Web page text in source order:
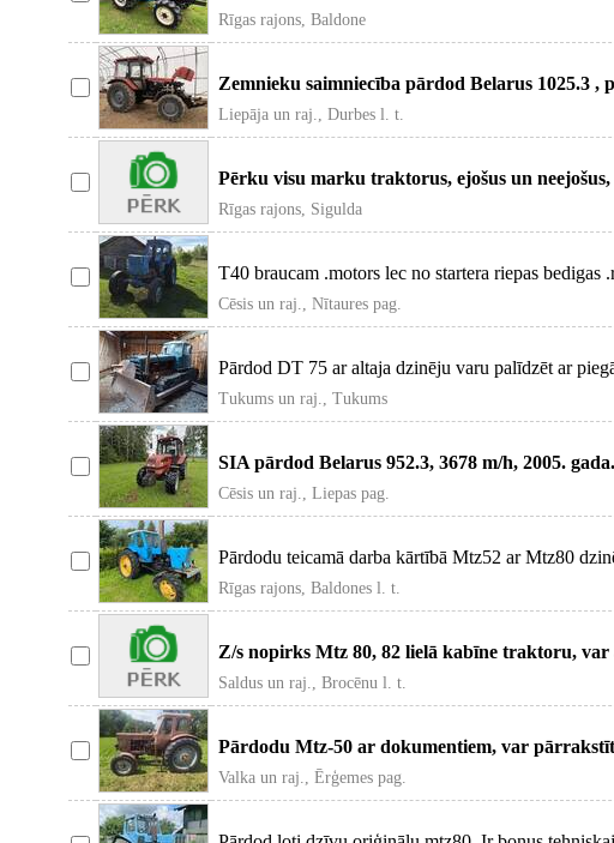
Rīgas rajons, Baldone
Zemnieku saimniecība pārdod Belarus 1025.3 ,
pārv
Liepāja un raj., Durbes l. t.
Pērku visu marku traktorus, ejošus un
rezerves
Rīgas rajons, Sigulda
T40 braucam .motors lec no startera riepas bedigas
Cēsis un raj., Nītaures pag.
Pārdod DT 75 ar altaja dzinēju varu palīdzēt ar
Tukums un raj., Tukums
SIA pārdod Belarus 952.3, 3678 m/h, 2005.
kārba a
Cēsis un raj., Liepas pag.
Pārdodu teicamā darba kārtībā Mtz52 ar Mtz80
Rīgas rajons, Baldones l. t.
Z/s nopirks Mtz 80, 82 lielā kabīne traktoru,
Saldus un raj., Brocēnu l. t.
Pārdodu Mtz-50 ar dokumentiem, var
papildus l
Valka un raj., Ērģemes pag.